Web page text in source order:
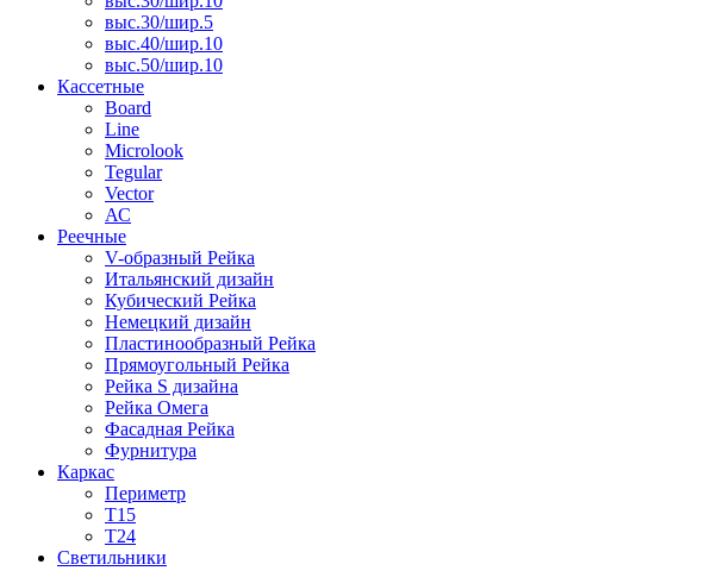
выс.30/шир.5
выс.40/шир.10
выс.50/шир.10
Кассетные
Board
Line
Microlook
Tegular
Vector
АС
Реечные
V-образный Рейка
Итальянский дизайн
Кубический Рейка
Немецкий дизайн
Пластинообразный Рейка
Прямоугольный Рейка
Рейка S дизайна
Рейка Омега
Фасадная Рейка
Фурнитура
Каркас
Периметр
Т15
Т24
Светильники